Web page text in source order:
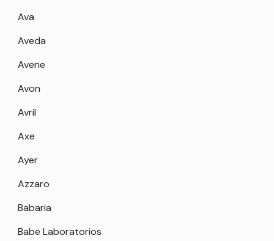
Ava
Aveda
Avene
Avon
Avril
Axe
Ayer
Azzaro
Babaria
Babe Laboratorios